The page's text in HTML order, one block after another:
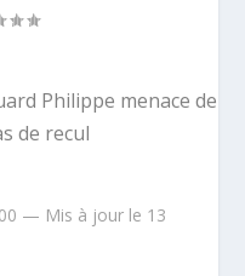
— Mis à jour le 13